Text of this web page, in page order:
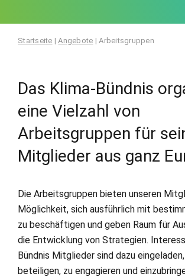
Startseite |Angebote |Arbeitsgruppen
Das Klima-Bündnis
eine Vielzahl von
Arbeitsgruppen für
Mitglieder aus ganz
Die Arbeitsgruppen bieten unseren
Möglichkeit, sich ausführlich mit
zu beschäftigen und geben Raum für
die Entwicklung von Strategien.
Bündnis Mitglieder sind dazu
beteiligen, zu engagieren und